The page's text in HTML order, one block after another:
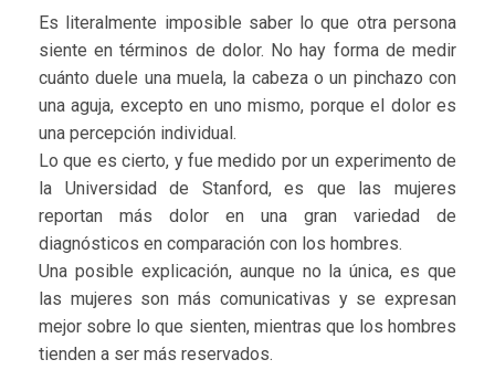
Es literalmente imposible saber lo que otra persona
siente en términos de dolor. No hay forma de medir
cuánto duele una muela, la cabeza o un pinchazo con
una aguja, excepto en uno mismo, porque el dolor es
una percepción individual.
Lo que es cierto, y fue medido por un experimento de
la Universidad de Stanford, es que las mujeres
reportan más dolor en una gran variedad de
diagnósticos en comparación con los hombres.
Una posible explicación, aunque no la única, es que
las mujeres son más comunicativas y se expresan
mejor sobre lo que sienten, mientras que los hombres
tienden a ser más reservados.